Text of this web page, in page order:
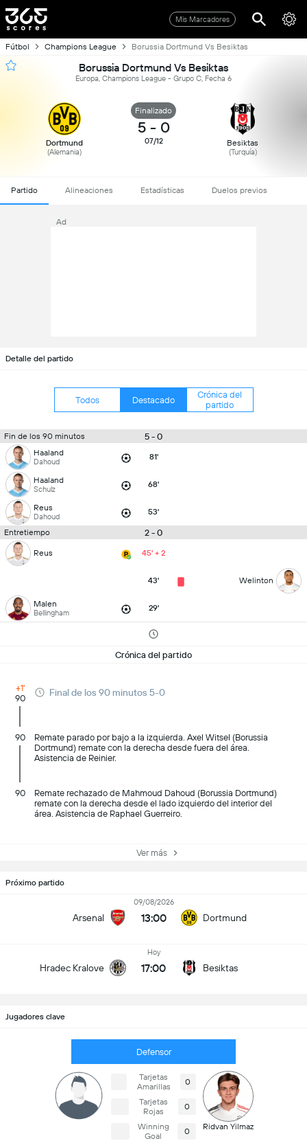
Mis Marcadores
Fútbol Champions League Borussia Dortmund Vs Besiktas
Borussia Dortmund Vs Besiktas
Europa, Champions League - Grupo C, Fecha 6
Dortmund
(Alemania)
Finalizado
5 - 0
07/12 Besiktas
(Turquía)
Partido Alineaciones Estadísticas Duelos previos
Ad
Detalle del partido
Todos Destacado
Crónica del
partido
Fin de los 90 minutos 5 - 0
Haaland
Dahoud 81'
Haaland
Schulz 68'
Reus
Dahoud 53'
Entretiempo 2 - 0
Reus 45' + 2
43' Welinton
Malen
Bellingham 29'
Crónica del partido
+1'
90
Final de los 90 minutos 5-0
90
Remate parado por bajo a la izquierda. Axel Witsel (Borussia
Dortmund) remate con la derecha desde fuera del área.
Asistencia de Reinier.
90
Remate rechazado de Mahmoud Dahoud (Borussia Dortmund)
remate con la derecha desde el lado izquierdo del interior del
área. Asistencia de Raphael Guerreiro.
Ver más
Próximo partido
Arsenal
09/08/2026
13:00 Dortmund
Hradec Kralove
Hoy
17:00 Besiktas
Jugadores clave
Defensor
Tarjetas
Amarillas
0
Tarjetas
Rojas
0
Winning
Goal
0 Ridvan Yilmaz